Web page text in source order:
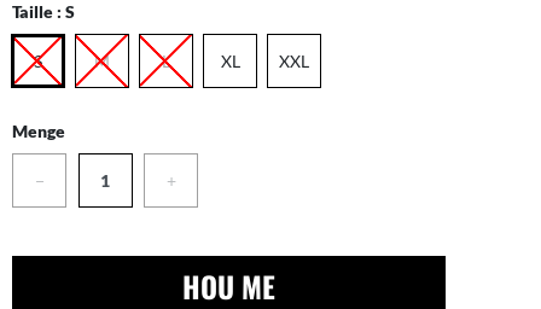
Taille : S
S M L XL XXL
Menge
− +
HOU ME